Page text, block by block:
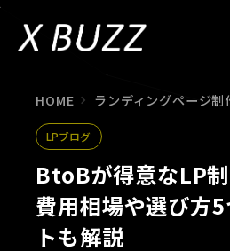
HOME ランディングページ制
LPブログ
BtoBが得意なLP制
費用相場や選び方
トも解説